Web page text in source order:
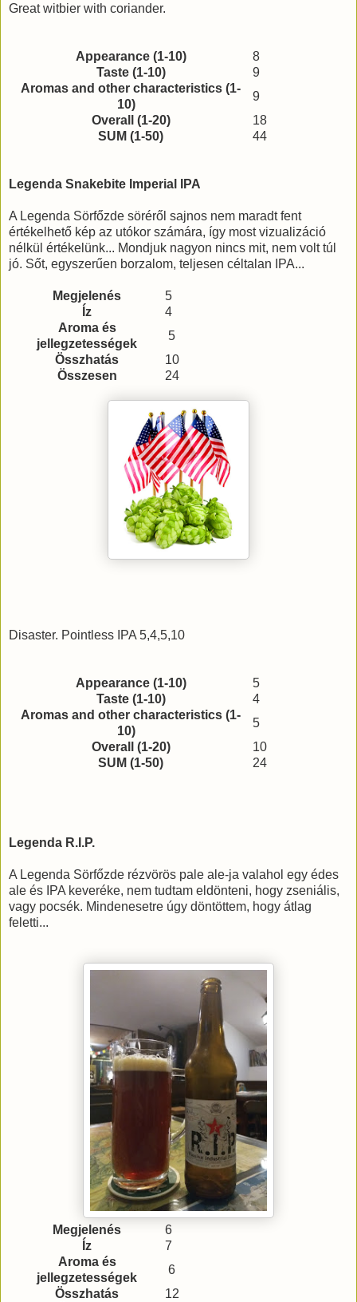
Great witbier with coriander.
Appearance (1-10)
8
Taste (1-10)
9
Aromas and other characteristics (1-
10)
9
Overall (1-20)
18
SUM (1-50)
44
Legenda Snakebite Imperial IPA
A Legenda Sörfőzde söréről sajnos nem maradt fent
értékelhető kép az utókor számára, így most vizualizáció
nélkül értékelünk... Mondjuk nagyon nincs mit, nem volt túl
jó. Sőt, egyszerűen borzalom, teljesen céltalan IPA...
Megjelenés
5
Íz
4
Aroma és
jellegzetességek
5
Összhatás
10
Összesen
24
Disaster. Pointless IPA 5,4,5,10
Appearance (1-10)
5
Taste (1-10)
4
Aromas and other characteristics (1-
10)
5
Overall (1-20)
10
SUM (1-50)
24
Legenda R.I.P.
A Legenda Sörfőzde rézvörös pale ale-ja valahol egy édes
ale és IPA keveréke, nem tudtam eldönteni, hogy zseniális,
vagy pocsék. Mindenesetre úgy döntöttem, hogy átlag
feletti...
Megjelenés
6
Íz
7
Aroma és
jellegzetességek
6
Összhatás
12